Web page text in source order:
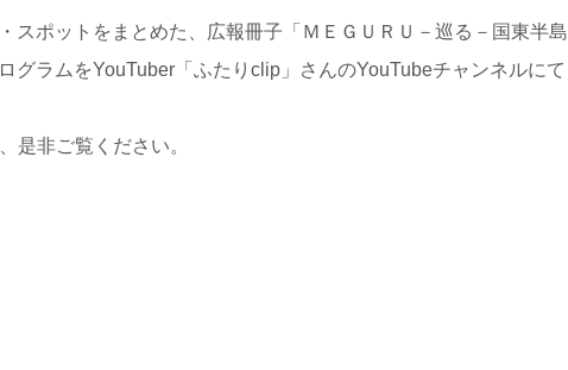
スポットをまとめた、広報冊子「ＭＥＧＵＲＵ－巡る－国東半島
ラムをYouTuber「ふたりclip」さんのYouTubeチャンネルにて
是非ご覧ください。